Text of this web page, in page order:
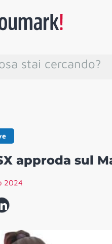
stai cercando?
approda sul
2024